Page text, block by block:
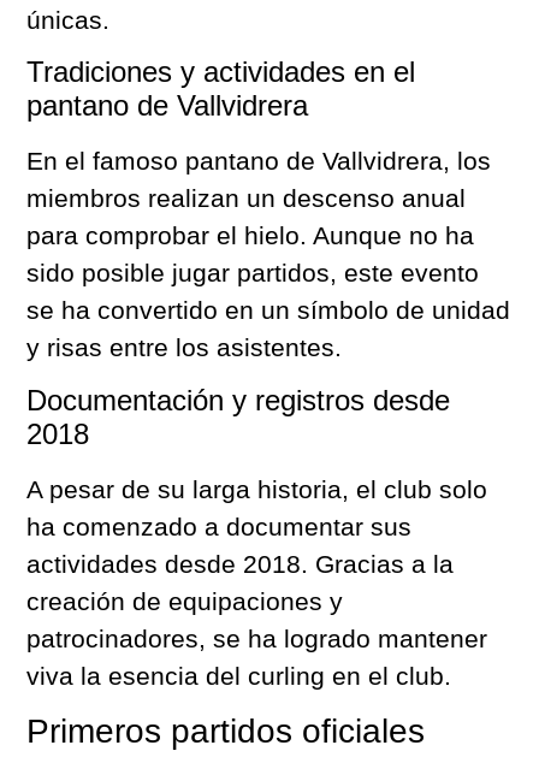
únicas.
Tradiciones y actividades en el
pantano de Vallvidrera
En el famoso pantano de Vallvidrera, los
miembros realizan un descenso anual
para comprobar el hielo. Aunque no ha
sido posible jugar partidos, este evento
se ha convertido en un símbolo de unidad
y risas entre los asistentes.
Documentación y registros desde
2018
A pesar de su larga historia, el club solo
ha comenzado a documentar sus
actividades desde 2018. Gracias a la
creación de equipaciones y
patrocinadores, se ha logrado mantener
viva la esencia del curling en el club.
Primeros partidos oficiales